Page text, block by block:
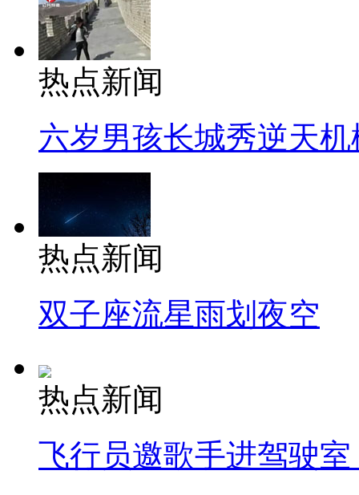
热点新闻
六岁男孩长城秀逆天机
热点新闻
双子座流星雨划夜空
热点新闻
飞行员邀歌手进驾驶